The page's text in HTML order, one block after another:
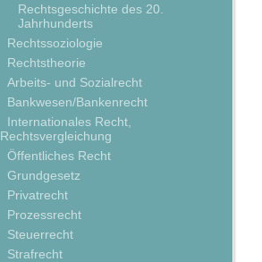
Rechtsgeschichte des 20.
Jahrhunderts
Rechtssoziologie
Rechtstheorie
Arbeits- und Sozialrecht
Bankwesen/Bankenrecht
Internationales Recht,
Rechtsvergleichung
Öffentliches Recht
Grundgesetz
Privatrecht
Prozessrecht
Steuerrecht
Strafrecht